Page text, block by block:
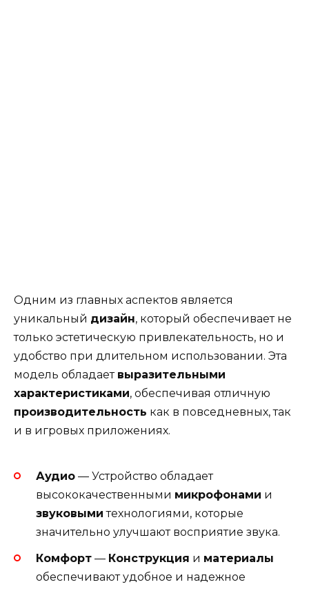
Одним из главных аспектов является
уникальный дизайн, который обеспечивает не
только эстетическую привлекательность, но и
удобство при длительном использовании. Эта
модель обладает выразительными
характеристиками, обеспечивая отличную
производительность как в повседневных, так
и в игровых приложениях.
Аудио — Устройство обладает
высококачественными микрофонами и
звуковыми технологиями, которые
значительно улучшают восприятие звука.
Комфорт — Конструкция и материалы
обеспечивают удобное и надежное